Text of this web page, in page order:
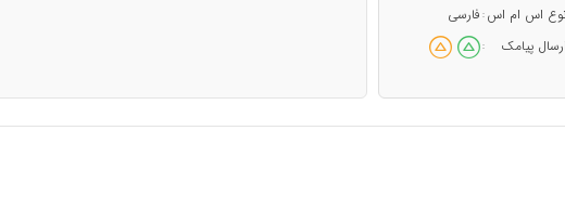
نوع اس ام اس : فارسی
ارسال پیامک
: